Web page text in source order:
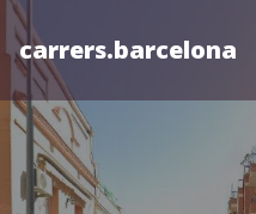
carrers.barcelona